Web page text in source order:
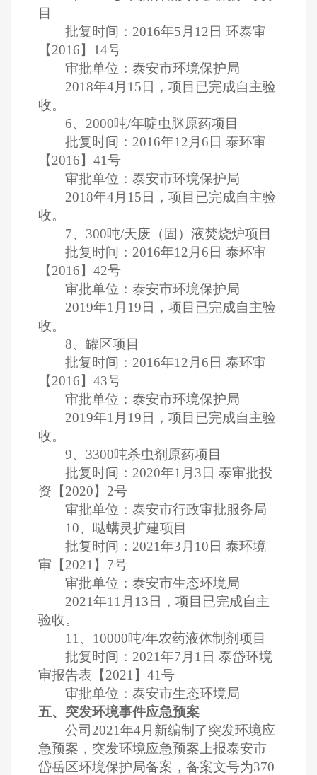
目
批复时间：2016年5月12日 环泰审
【2016】14号
审批单位：泰安市环境保护局
2018年4月15日，项目已完成自主验
收。
6、2000吨/年啶虫脒原药项目
批复时间：2016年12月6日 泰环审
【2016】41号
审批单位：泰安市环境保护局
2018年4月15日，项目已完成自主验
收。
7、300吨/天废（固）液焚烧炉项目
批复时间：2016年12月6日 泰环审
【2016】42号
审批单位：泰安市环境保护局
2019年1月19日，项目已完成自主验
收。
8、罐区项目
批复时间：2016年12月6日 泰环审
【2016】43号
审批单位：泰安市环境保护局
2019年1月19日，项目已完成自主验
收。
9、3300吨杀虫剂原药项目
批复时间：2020年1月3日 泰审批投
资【2020】2号
审批单位：泰安市行政审批服务局
10、哒螨灵扩建项目
批复时间：2021年3月10日 泰环境
审【2021】7号
审批单位：泰安市生态环境局
2021年11月13日，项目已完成自主
验收。
11、10000吨/年农药液体制剂项目
批复时间：2021年7月1日 泰岱环境
审报告表【2021】41号
审批单位：泰安市生态环境局
五、突发环境事件应急预案
公司2021年4月新编制了突发环境应
急预案，突发环境应急预案上报泰安市
岱岳区环境保护局备案，备案文号为370